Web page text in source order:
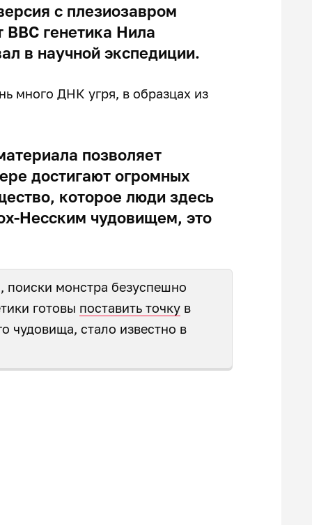
с плезиозавром
ВВС генетика Нила
в научной экспедиции.
много ДНК угря, в образцах из
позволяет
достигают огромных
которое люди здесь
Несским чудовищем, это
поиски монстра безуспешно
готовы поставить точку в
чудовища, стало известно в